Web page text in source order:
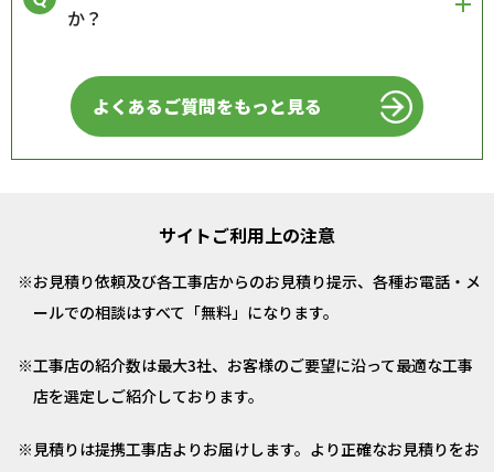
か？
よくあるご質問をもっと見る
サイトご利用上の注意
お見積り依頼及び各工事店からのお見積り提示、各種お電話・メ
ールでの相談はすべて「無料」になります。
工事店の紹介数は最大3社、お客様のご要望に沿って最適な工事
店を選定しご紹介しております。
見積りは提携工事店よりお届けします。より正確なお見積りをお